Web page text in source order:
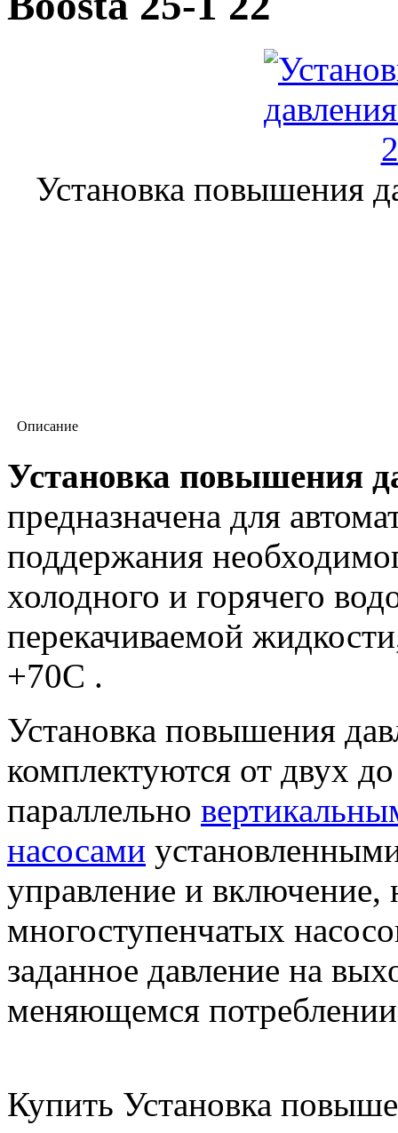
Установка повышения
Описание
Установка повышения
предназначена для
поддержания
холодного и горячего
перекачиваемой
+70С .
Установка повышения
комплектуются от двух
параллельно
насосами
управление и включение,
многоступенчатых
заданное давление на
меняющемся
Купить Установка